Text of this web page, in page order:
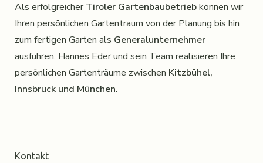
Als erfolgreicherTiroler Gartenbaubetriebkönnen wir
Ihren persönlichen Gartentraum von der Planung bis hin
zum fertigen Garten als Generalunternehmer
ausführen. Hannes Eder und sein Team realisieren Ihre
persönlichen Gartenträume zwischen Kitzbühel,
Innsbruck und München.
Kontakt